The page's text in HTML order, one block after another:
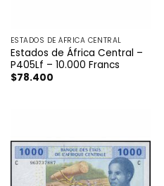
ESTADOS DE ÁFRICA CENTRAL
Estados de África Central –
P405Lf – 10.000 Francs
$78.400